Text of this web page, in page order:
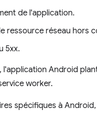
de l'application.
ressource réseau hors
5xx.
Android
worker.
spécifiques à